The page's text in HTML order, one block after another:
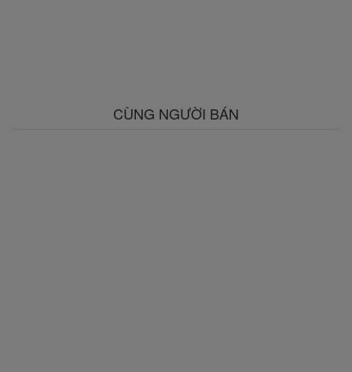
CÙNG NGƯỜI BÁN